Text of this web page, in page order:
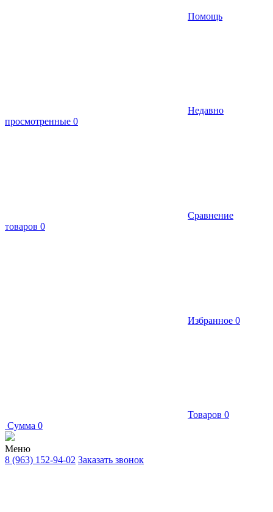
Помощь
Недавно
просмотренные 0
Сравнение
товаров 0
Избранное 0
Товаров 0
Сумма 0
Меню
8 (963) 152-94-02 Заказать звонок